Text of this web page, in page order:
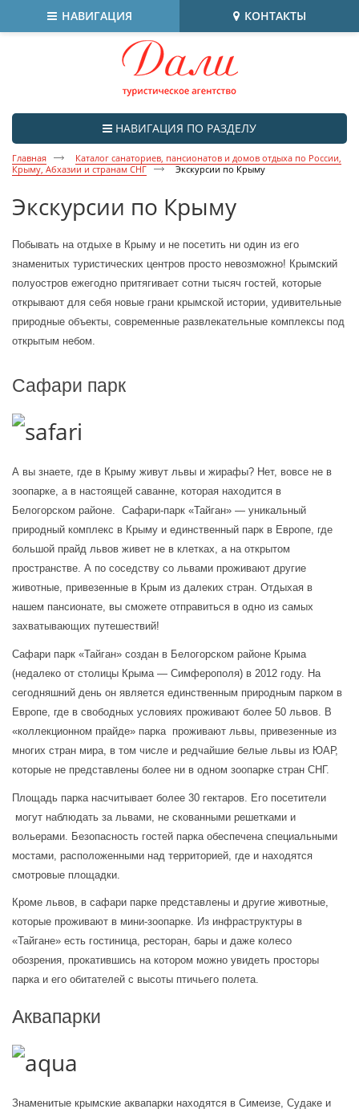
НАВИГАЦИЯ КОНТАКТЫ
НАВИГАЦИЯ ПО РАЗДЕЛУ
Главная
Каталог санаториев, пансионатов и домов отдыха по России,
Крыму, Абхазии и странам СНГ
Экскурсии по Крыму
Экскурсии по Крыму
Побывать на отдыхе в Крыму и не посетить ни один из его
знаменитых туристических центров просто невозможно! Крымский
полуостров ежегодно притягивает сотни тысяч гостей, которые
открывают для себя новые грани крымской истории, удивительные
природные объекты, современные развлекательные комплексы под
открытым небом.
Сафари парк
А вы знаете, где в Крыму живут львы и жирафы? Нет, вовсе не в
зоопарке, а в настоящей саванне, которая находится в
Белогорском районе.  Сафари-парк «Тайган» — уникальный
природный комплекс в Крыму и единственный парк в Европе, где
большой прайд львов живет не в клетках, а на открытом
пространстве. А по соседству со львами проживают другие
животные, привезенные в Крым из далеких стран. Отдыхая в
нашем пансионате, вы сможете отправиться в одно из самых
захватывающих путешествий!
Сафари парк «Тайган» создан в Белогорском районе Крыма
(недалеко от столицы Крыма — Симферополя) в 2012 году. На
сегодняшний день он является единственным природным парком в
Европе, где в свободных условиях проживают более 50 львов. В
«коллекционном прайде» парка  проживают львы, привезенные из
многих стран мира, в том числе и редчайшие белые львы из ЮАР,
которые не представлены более ни в одном зоопарке стран СНГ.
Площадь парка насчитывает более 30 гектаров. Его посетители
могут наблюдать за львами, не скованными решетками и
вольерами. Безопасность гостей парка обеспечена специальными
мостами, расположенными над территорией, где и находятся
смотровые площадки.
Кроме львов, в сафари парке представлены и другие животные,
которые проживают в мини-зоопарке. Из инфраструктуры в
«Тайгане» есть гостиница, ресторан, бары и даже колесо
обозрения, прокатившись на котором можно увидеть просторы
парка и его обитателей с высоты птичьего полета.
Аквапарки
Знаменитые крымские аквапарки находятся в Симеизе, Судаке и